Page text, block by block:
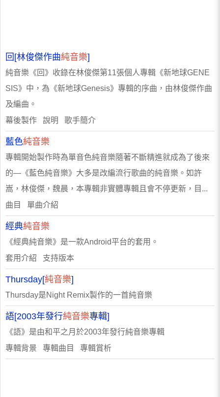
回[林俊傑作曲純音樂]
純音樂《回》收錄在林俊傑第11張個人專輯《新地球GENE
SIS》中，為《新地球Genesis》專輯的序曲，由林俊傑作曲
及編曲。
幕後製作 說明 歌手簡介
藍色純音樂
專輯開始製作時為單音色純音樂隨著不斷精進就成為了後來
的—《藍色純音樂》大多是改編流行歌曲的純音樂。如許
嵩，林俊傑，魏晨，本專輯非實體專輯且會不停更新，目...
曲目 單曲介紹
經典純音樂
《經典純音樂》是一款Android平台的套用。
套用介紹 支持版本
Thursday[純音樂]
Thursday是Night Remix製作的一首純音樂
語[2003年發行純音樂專輯]
《語》是由和平之月於2003年發行純音樂專輯
專輯背景 專輯曲目 專輯賞析